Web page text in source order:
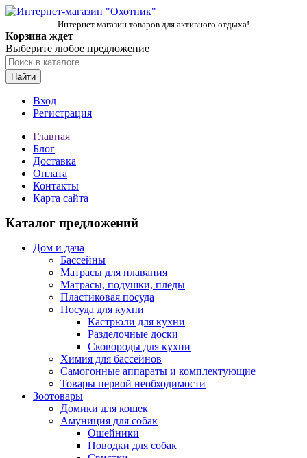
Интернет магазин товаров для активного отдыха!
Корзина ждет
Выберите любое предложение
Найти
Вход
Регистрация
Главная
Блог
Доставка
Оплата
Контакты
Карта сайта
Каталог предложений
Дом и дача
Бассейны
Матрасы для плавания
Матрасы, подушки, пледы
Пластиковая посуда
Посуда для кухни
Кастрюли для кухни
Разделочные доски
Сковороды для кухни
Химия для бассейнов
Самогонные аппараты и комплектующие
Товары первой необходимости
Зоотовары
Домики для кошек
Амуниция для собак
Ошейники
Поводки для собак